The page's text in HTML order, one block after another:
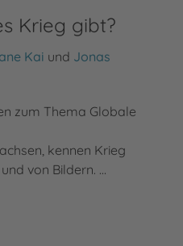
Krieg gibt?
Kai und Jonas
zum Thema Globale
kennen Krieg
von Bildern. …